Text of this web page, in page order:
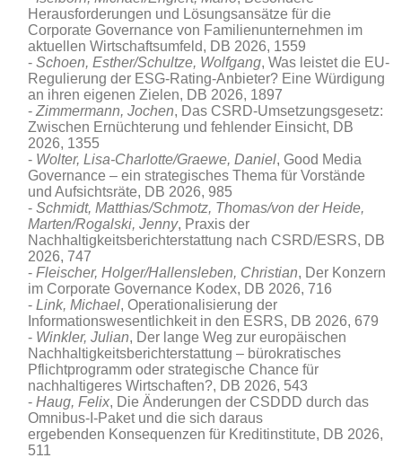
Herausforderungen und Lösungsansätze für die
Corporate Governance von Familienunternehmen im
aktuellen Wirtschaftsumfeld, DB 2026, 1559
Schoen, Esther/Schultze, Wolfgang, Was leistet die EU-
Regulierung der ESG-Rating-Anbieter? Eine Würdigung
an ihren eigenen Zielen, DB 2026, 1897
Zimmermann, Jochen, Das CSRD-Umsetzungsgesetz:
Zwischen Ernüchterung und fehlender Einsicht, DB
2026, 1355
Wolter, Lisa-Charlotte/Graewe, Daniel, Good Media
Governance – ein strategisches Thema für Vorstände
und Aufsichtsräte, DB 2026, 985
Schmidt, Matthias/Schmotz, Thomas/von der Heide,
Marten/Rogalski, Jenny, Praxis der
Nachhaltigkeitsberichterstattung nach CSRD/ESRS, DB
2026, 747
Fleischer, Holger/Hallensleben, Christian, Der Konzern
im Corporate Governance Kodex, DB 2026, 716
Link, Michael, Operationalisierung der
Informationswesentlichkeit in den ESRS, DB 2026, 679
Winkler, Julian, Der lange Weg zur europäischen
Nachhaltigkeitsberichterstattung – bürokratisches
Pflichtprogramm oder strategische Chance für
nachhaltigeres Wirtschaften?, DB 2026, 543
Haug, Felix, Die Änderungen der CSDDD durch das
Omnibus-I-Paket und die sich daraus
ergebenden Konsequenzen für Kreditinstitute, DB 2026,
511